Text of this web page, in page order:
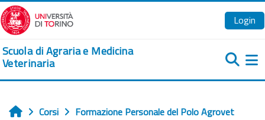
Vai al contenuto principale
Login
Scuola di Agraria e Medicina
Veterinaria
Home
Corsi
Formazione Personale del Polo Agrovet